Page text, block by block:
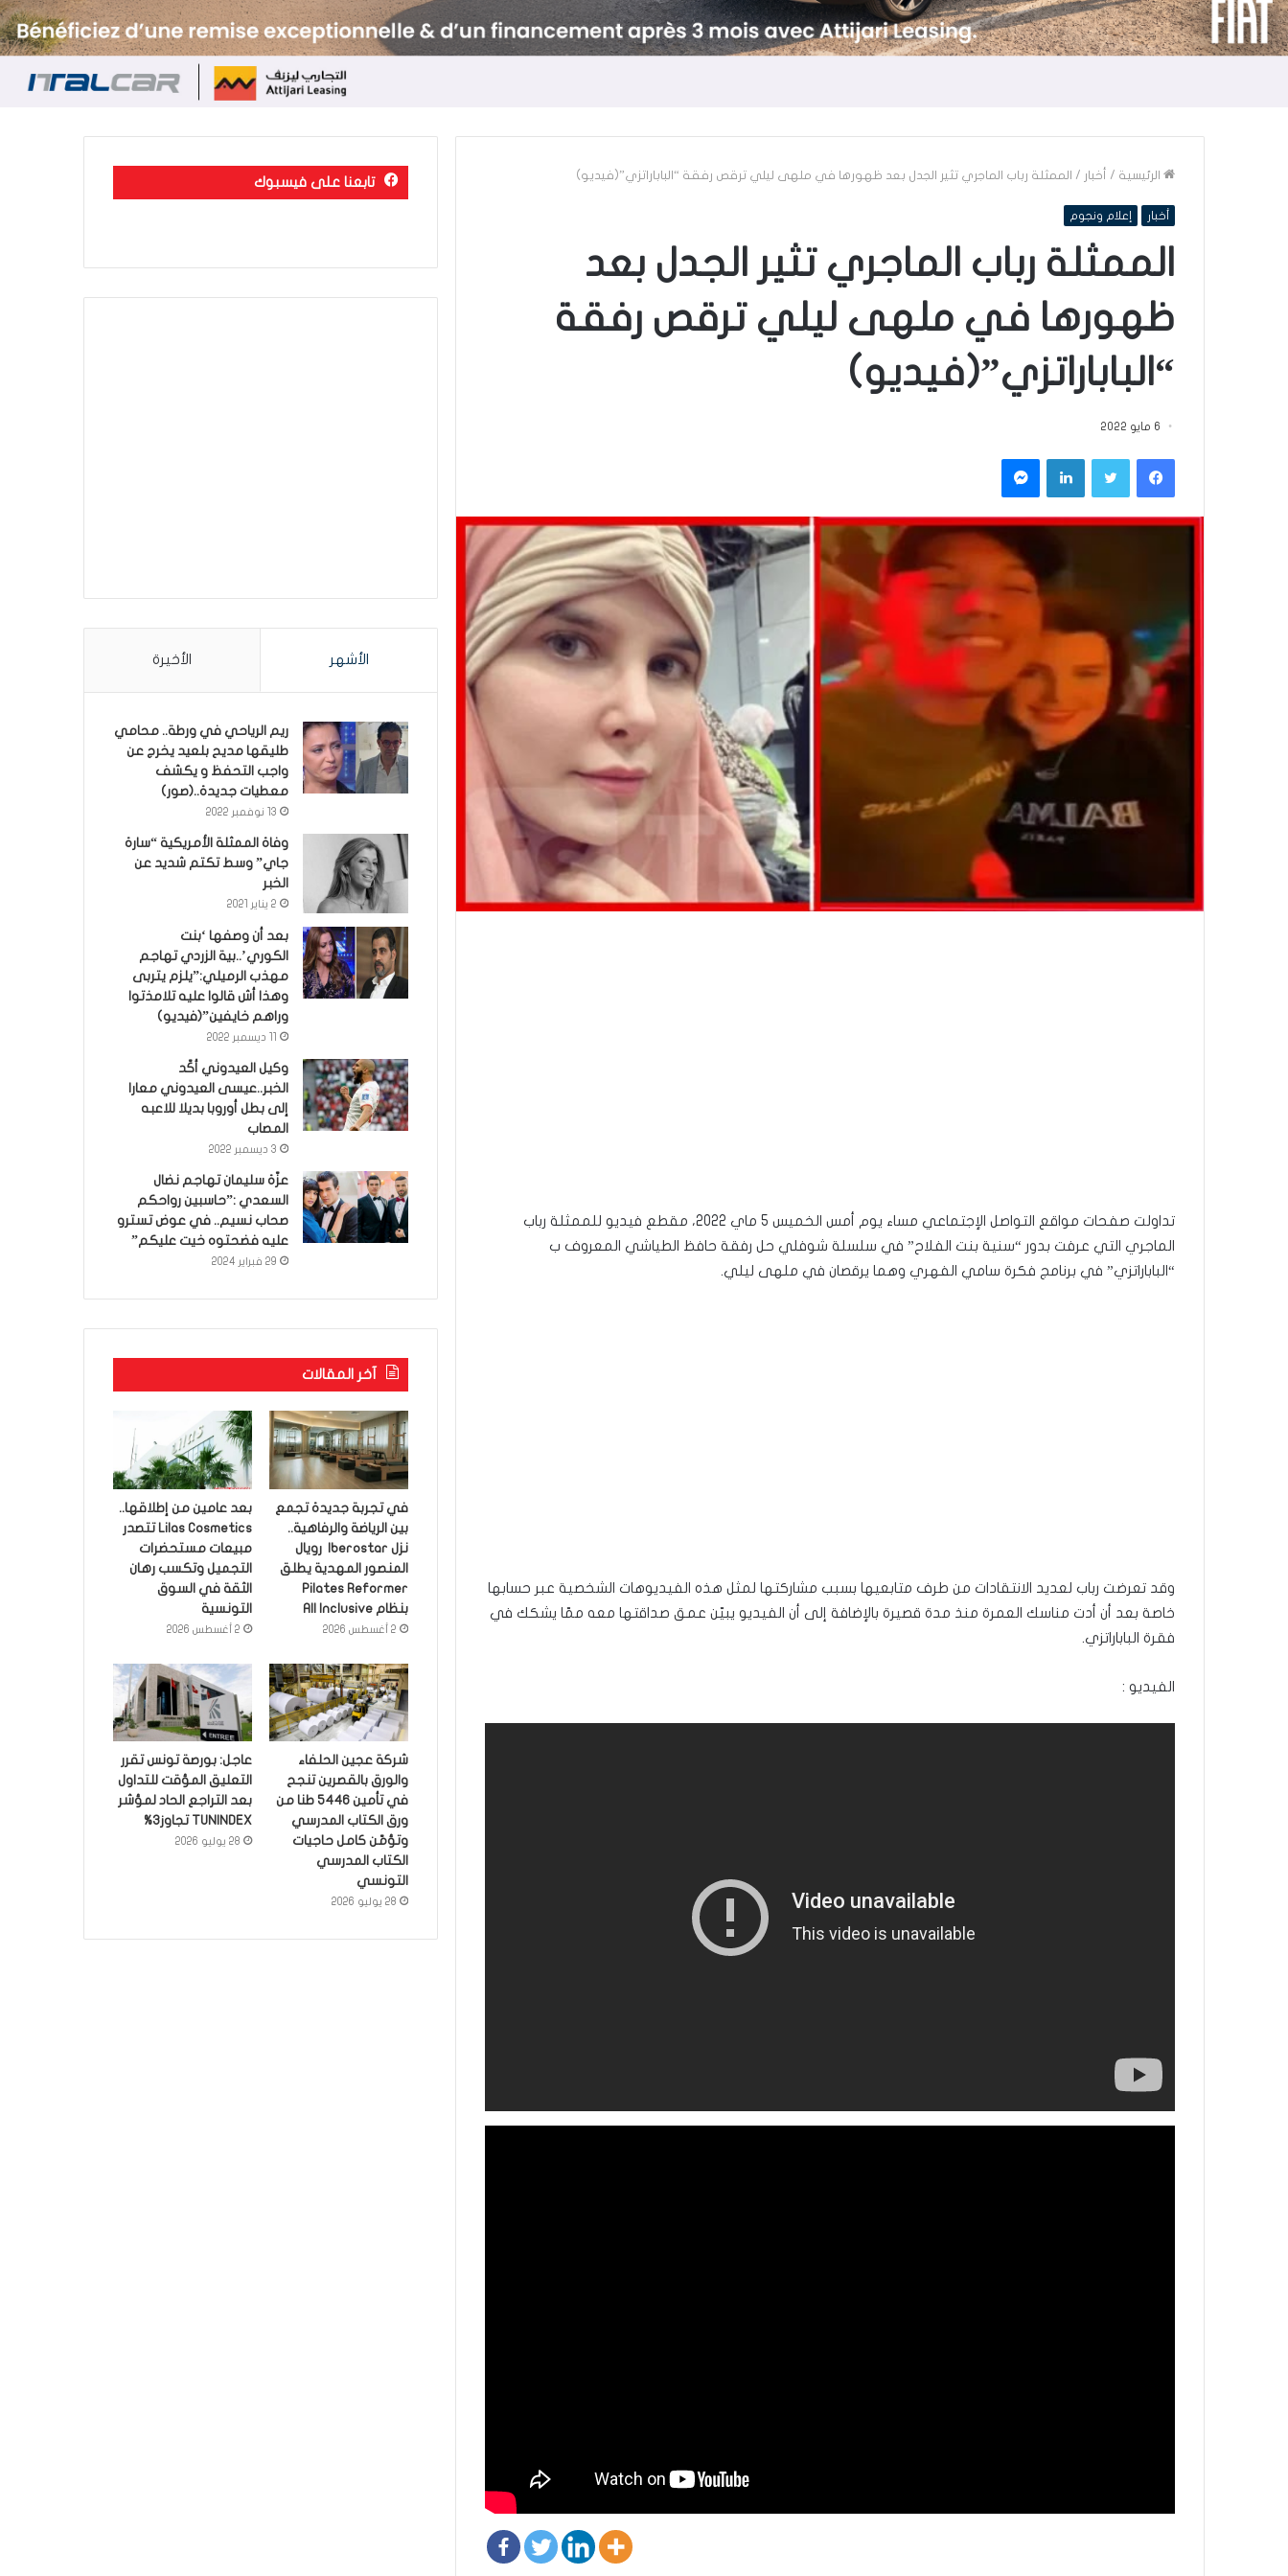
الرئيسية / أخبار / الممثلة رباب الماجري تثير الجدل بعد ظهورها في ملهى ليلي ترقص رفقة “الباباراتزي”(فيديو)
أخبار إعلام ونجوم
الممثلة رباب الماجري تثير الجدل بعد
ظهورها في ملهى ليلي ترقص رفقة
“الباباراتزي”(فيديو)
6 مايو 2022
فيسبوكتويتر لينكدإن ماسنجر
تداولت صفحات مواقع التواصل الإجتماعي مساء يوم أمس الخميس 5 ماي 2022، مقطع فيديو للممثلة رباب
الماجري التي عرفت بدور “سنية بنت الفلاح” في سلسلة شوفلي حل رفقة حافظ الطياشي المعروف ب
“الباباراتزي” في برنامج فكرة سامي الفهري وهما يرقصان في ملهى ليلي.
وقد تعرضت رباب لعديد الانتقادات من طرف متابعيها بسبب مشاركتها لمثل هذه الفيديوهات الشخصية عبر حسابها
خاصة بعد أن أدت مناسك العمرة منذ مدة قصيرة بالإضافة إلى أن الفيديو يبيّن عمق صداقتها معه ممّا يشكك في
فقرة الباباراتزي.
الفيديو :
تابعنا على فيسبوك
الأشهر الأخيرة
ريم الرياحي في ورطة.. محامي
طليقها مديح بلعيد يخرج عن
واجب التحفظ و يكشف
معطيات جديدة..(صور)
13 نوفمبر 2022
وفاة الممثلة الأمريكية “سارة
جاي” وسط تكتم شديد عن
الخبر
2 يناير 2021
بعد أن وصفها ‘بنت
الكوري’..بية الزردي تهاجم
مهذب الرميلي:”يلزم يتربى
وهذا أش قالوا عليه تلامذتوا
وراهم خايفين”(فيديو)
وكيل العيدوني أكّد
الخبر..عيسى العيدوني معارا
إلى بطل أوروبا بديلا للاعبه
المصاب
3 ديسمبر 2022
عزّة سليمان تهاجم نضال
السعدي :”حاسبين رواحكم
صحاب نسيم.. في عوض تسترو
عليه فضحتوه خيت عليكم”
29 فبراير 2024
آخر المقالات
في تجربة جديدة تجمع
بين الرياضة والرفاهية..
نزل Iberostar رويال
المنصور المهدية يطلق
Pilates Reformer
بنظام All Inclusive
2 أغسطس 2026
بعد عامين من إطلاقها..
Lilas Cosmetics تتصدر
مبيعات مستحضرات
التجميل وتكسب رهان
الثقة في السوق
التونسية
2 أغسطس 2026
شركة عجين الحلفاء
والورق بالقصرين تنجح
في تأمين 5446 طنا من
ورق الكتاب المدرسي
وتؤمّن كامل حاجيات
الكتاب المدرسي
التونسي
28 يوليو 2026
عاجل: بورصة تونس تقرر
التعليق المؤقت للتداول
بعد التراجع الحاد لمؤشر
TUNINDEX تجاوز3%
28 يوليو 2026